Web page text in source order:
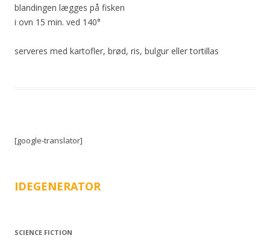
blandingen lægges på fisken
i ovn 15 min. ved 140°
serveres med kartofler, brød, ris, bulgur eller tortillas
[google-translator]
IDEGENERATOR
SCIENCE FICTION